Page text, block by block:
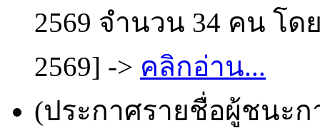
2569 จำนวน 34 คน โด
2569] -> คลิกอ่าน...
(ประกาศรายชื่อผู้ชนะก